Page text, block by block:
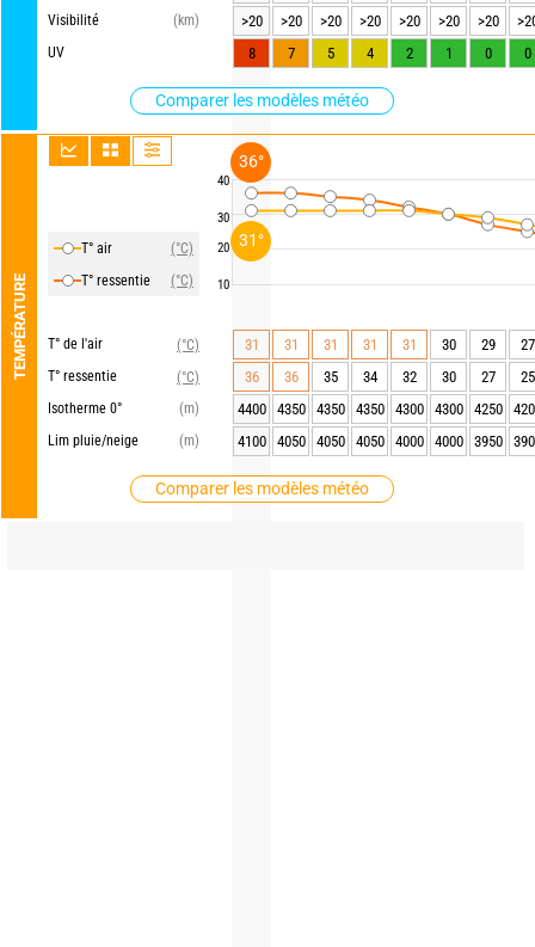
Visibilité
(km)
UV
Comparer les modèles météo
TEMPÉRATURE
T° air
(°C)
T° ressentie
(°C)
T° de l'air
(°C)
T° ressentie
(°C)
Isotherme 0°
(m)
Lim pluie/neige
(m)
Comparer les modèles météo
40
30
20
10
>20
>20 >20 >20 >20 >20 >20
8
7 5 4 2 1 0 0
31 31 31 31 31 30 29
27
36
36 35 34 32 30 27
25
4400
4350 4350 4350 4300 4300 4250
4100
4050 4050 4050 4000 4000 3950
31°
36°